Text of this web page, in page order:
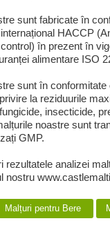
sunt fabricate în
HACCP
în prezent în
alimentare ISO
sunt în
la reziduurile
insecticide,
noastre sunt
GMP.
rezultatele analizei
nostru
Malțuri pentru Bere